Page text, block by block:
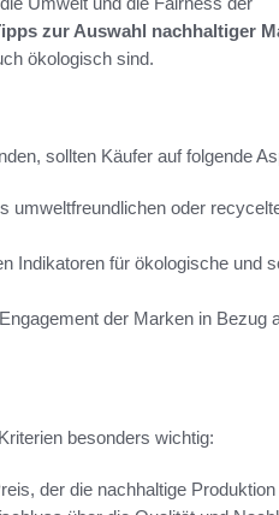
zur Auswahl nachhaltiger
ökologisch sind.
sollten Käufer auf folgende
umweltfreundlichen oder
Indikatoren für ökologische und
der Marken in Bezug
besonders wichtig:
der die nachhaltige